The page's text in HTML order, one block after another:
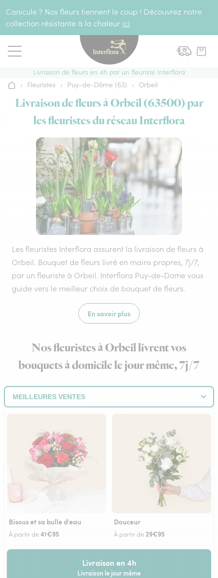
Canicule ? Nos fleurs tiennent le coup ! Découvrez notre
collection résistante à la chaleur ici
Livraison de fleurs en 4h par un fleuriste Interflora
Accueil
› Fleuristes › Puy-de-Dôme (63) › Orbeil
Livraison de fleurs à Orbeil (63500) par
les fleuristes du réseau Interflora
Les fleuristes Interflora assurent la livraison de fleurs à
Orbeil. Bouquet de fleurs livré en mains propres, 7j/7,
par un fleuriste à Orbeil. Interflora Puy-de-Dome vous
guide vers le meilleur choix de bouquet de fleurs.
En savoir plus
Nos fleuristes à Orbeil livrent vos
bouquets à domicile le jour même, 7j/7
Bisous et sa bulle d'eau
À partir de41€95
Douceur
À partir de 29€95
Livraison en 4h
Livraison le jour même